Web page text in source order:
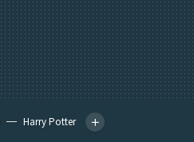
Harry Potter